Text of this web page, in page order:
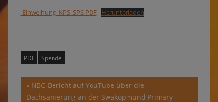
Einweihung_KPS_SPS PDF Herunterladen
PDF Spende
Beitragsnavigation
Vorheriger
Beitrag:
NBC-Bericht auf YouTube über die
Dachsanierung an der Swakopmund Primary